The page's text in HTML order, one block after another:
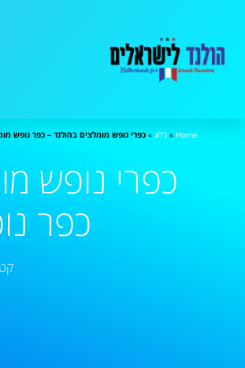
Home
» בלוג » כפרי נופש מומלצים בהולנד – כפר נופש
כפרי נופש
כפר